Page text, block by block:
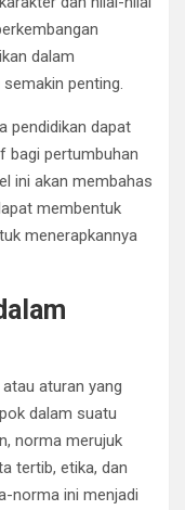
dalam
penting.
pendidikan dapat
bagi pertumbuhan
ini akan membahas
membentuk
menerapkannya
aturan yang
dalam suatu
norma merujuk
tertib, etika, dan
norma ini menjadi